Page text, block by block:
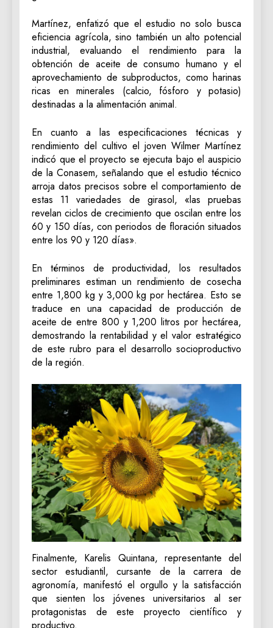
Martínez, enfatizó que el estudio no solo busca
eficiencia agrícola, sino también un alto potencial
industrial, evaluando el rendimiento para la
obtención de aceite de consumo humano y el
aprovechamiento de subproductos, como harinas
ricas en minerales (calcio, fósforo y potasio)
destinadas a la alimentación animal.
​En cuanto a las especificaciones técnicas y
rendimiento del cultivo el joven Wilmer Martínez
indicó que el proyecto se ejecuta bajo el auspicio
de la Conasem, señalando que el estudio técnico
arroja datos precisos sobre el comportamiento de
estas 11 variedades de girasol, «las pruebas
revelan ciclos de crecimiento que oscilan entre los
60 y 150 días, con periodos de floración situados
entre los 90 y 120 días».
En términos de productividad, los resultados
preliminares estiman un rendimiento de cosecha
entre 1,800 kg y 3,000 kg por hectárea. Esto se
traduce en una capacidad de producción de
aceite de entre 800 y 1,200 litros por hectárea,
demostrando la rentabilidad y el valor estratégico
de este rubro para el desarrollo socioproductivo
de la región.
Finalmente, Karelis Quintana, representante del
sector estudiantil, cursante de la carrera de
agronomía, manifestó el orgullo y la satisfacción
que sienten los jóvenes universitarios al ser
protagonistas de este proyecto científico y